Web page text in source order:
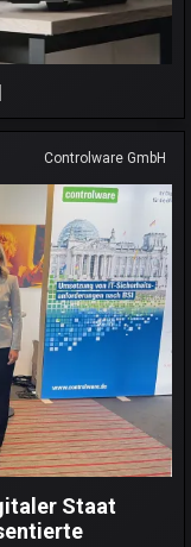
Controlware GmbH
Staat